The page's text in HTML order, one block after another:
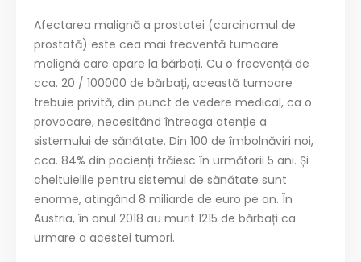
Afectarea malignă a prostatei (carcinomul de
prostată) este cea mai frecventă tumoare
malignă care apare la bărbați. Cu o frecvență de
cca. 20 / 100000 de bărbați, această tumoare
trebuie privită, din punct de vedere medical, ca o
provocare, necesitând întreaga atenție a
sistemului de sănătate. Din 100 de îmbolnăviri noi,
cca. 84% din pacienți trăiesc în următorii 5 ani. Și
cheltuielile pentru sistemul de sănătate sunt
enorme, atingând 8 miliarde de euro pe an. În
Austria, în anul 2018 au murit 1215 de bărbați ca
urmare a acestei tumori.